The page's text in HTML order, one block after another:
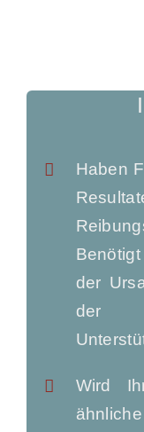
Haben
der
der
Wird